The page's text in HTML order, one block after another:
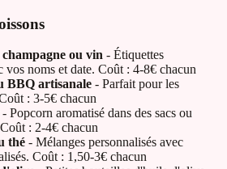
ou vin - Étiquettes
vos noms et date. Coût : 4-8€ chacun
BBQ artisanale - Parfait pour les
: 3-5€ chacun
- Popcorn aromatisé dans des sacs ou
: 2-4€ chacun
thé - Mélanges personnalisés avec
Coût : 1,50-3€ chacun